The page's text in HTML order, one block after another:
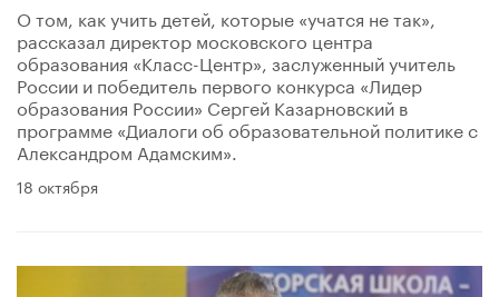
О том, как учить детей, которые «учатся не так»,
рассказал директор московского центра
образования «Класс-Центр», заслуженный учитель
России и победитель первого конкурса «Лидер
образования России» Сергей Казарновский в
программе «Диалоги об образовательной политике с
Александром Адамским».
18 октября